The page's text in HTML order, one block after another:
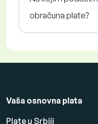
obračuna plate?
Vaša osnovna plata
Plate u Srbiji